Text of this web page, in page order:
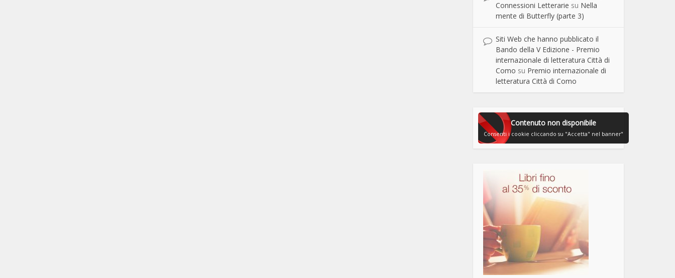
Connessioni Letterarie su Nella
mente di Butterfly (parte 3)
Siti Web che hanno pubblicato il
Bando della V Edizione - Premio
internazionale di letteratura Città di
Como su Premio internazionale di
letteratura Città di Como
Contenuto non disponibile
Consenti i cookie cliccando su "Accetta" nel banner"